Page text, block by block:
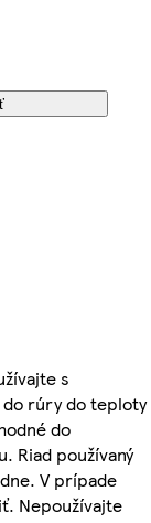
s
do rúry do teploty
do
Riad používaný
V prípade
Nepoužívajte